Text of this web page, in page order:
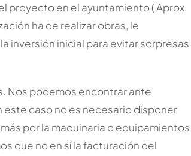
proyecto en el ayuntamiento ( Aprox.
ha de realizar obras, le
inversión inicial para evitar sorpresas
Nos podemos encontrar ante
caso no es necesario disponer
por la maquinaria o equipamientos
que no en sí la facturación del